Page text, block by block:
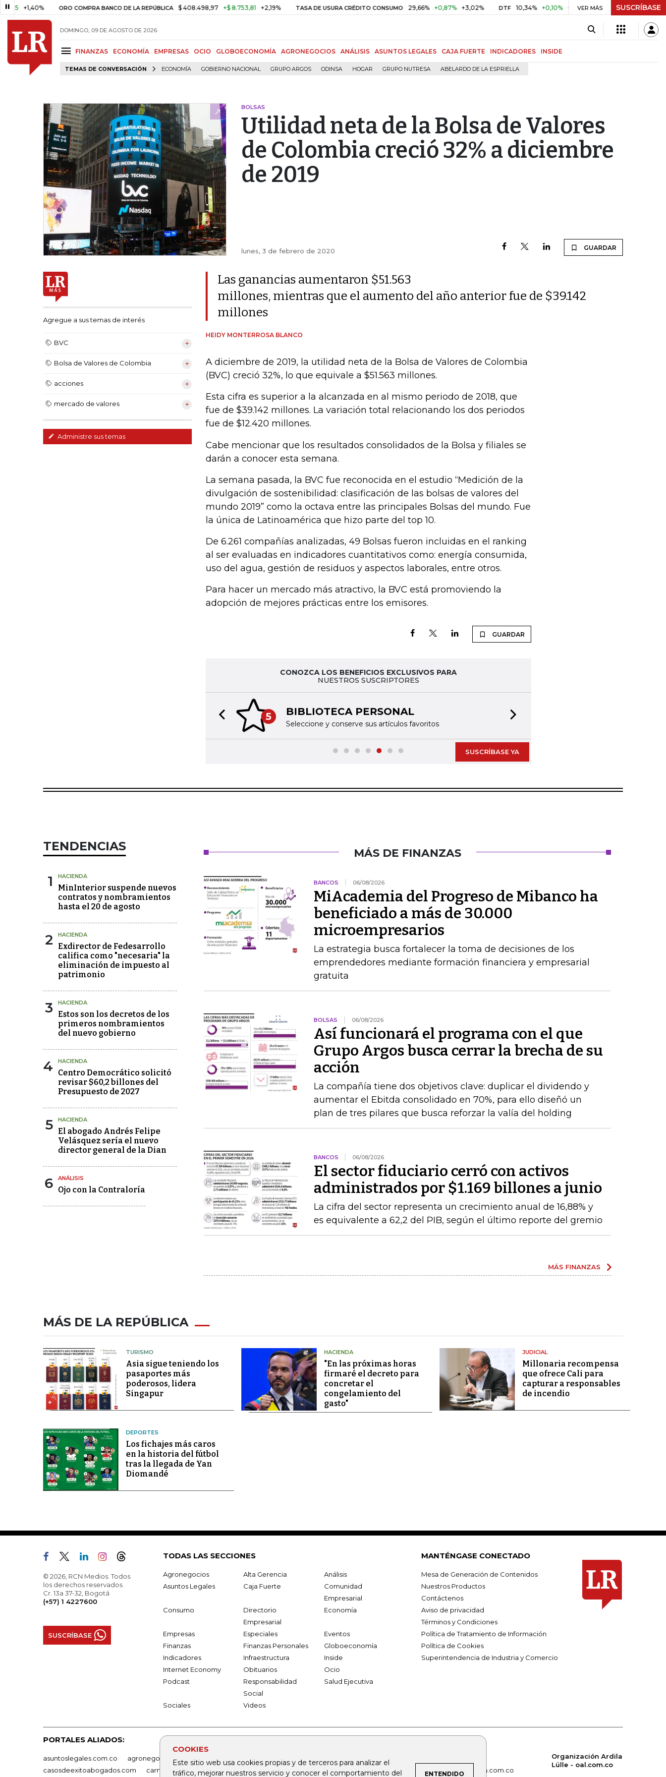
+1,40% ORO COMPRA BANCO DE LA REPÚBLICA $ 408.498,97 +$ 8.753,81 +2,19% TASA DE USURA CRÉDITO CONSUMO 29,66% +0,87% +3,02% DTF 10,34% +0,10% +0,98% UVR $ 417,01 +$ 0,05
VER MÁS SUSCRÍBASE
DOMINGO, 09 DE AGOSTO DE 2026
FINANZAS ECONOMÍA EMPRESAS OCIO GLOBOECONOMÍA AGRONEGOCIOS ANÁLISIS ASUNTOS LEGALES CAJA FUERTE INDICADORES INSIDE
TEMAS DE CONVERSACIÓN ECONOMÍA GOBIERNO NACIONAL GRUPO ARGOS ODINSA HOGAR GRUPO NUTRESA ABELARDO DE LA ESPRIELLA
COOKIES
Este sitio web usa cookies propias y de terceros para analizar el
tráfico, mejorar nuestros servicio y conocer el comportamiento del
ENTENDIDO
BOLSAS
Utilidad neta de la Bolsa de Valores
de Colombia creció 32% a diciembre
de 2019
lunes, 3 de febrero de 2020 GUARDAR
Agregue a sus temas de interés
BVC
Bolsa de Valores de Colombia
acciones
mercado de valores
Administre sus temas
Las ganancias aumentaron $51.563
millones, mientras que el aumento del año anterior fue de $39.142
millones
HEIDY MONTERROSA BLANCO
A diciembre de 2019, la utilidad neta de la Bolsa de Valores de Colombia
(BVC) creció 32%, lo que equivale a $51.563 millones.
Esta cifra es superior a la alcanzada en al mismo periodo de 2018, que
fue de $39.142 millones. La variación total relacionando los dos periodos
fue de $12.420 millones.
Cabe mencionar que los resultados consolidados de la Bolsa y filiales se
darán a conocer esta semana.
La semana pasada, la BVC fue reconocida en el estudio “Medición de la
divulgación de sostenibilidad: clasificación de las bolsas de valores del
mundo 2019” como la octava entre las principales Bolsas del mundo. Fue
la única de Latinoamérica que hizo parte del top 10.
De 6.261 compañías analizadas, 49 Bolsas fueron incluidas en el ranking
al ser evaluadas en indicadores cuantitativos como: energía consumida,
uso del agua, gestión de residuos y aspectos laborales, entre otros.
Para hacer un mercado más atractivo, la BVC está promoviendo la
adopción de mejores prácticas entre los emisores.
GUARDAR
CONOZCA LOS BENEFICIOS EXCLUSIVOS PARA
NUESTROS SUSCRIPTORES
5 BIBLIOTECA PERSONAL
Seleccione y conserve sus artículos favoritos
Previous slide
SUSCRÍBASE YA
TENDENCIAS
1 HACIENDA
MinInterior suspende nuevos
contratos y nombramientos
hasta el 20 de agosto
2 HACIENDA
Exdirector de Fedesarrollo
califica como "necesaria" la
eliminación de impuesto al
patrimonio
3 HACIENDA
Estos son los decretos de los
primeros nombramientos
del nuevo gobierno
4 HACIENDA
Centro Democrático solicitó
revisar $60,2 billones del
Presupuesto de 2027
5 HACIENDA
El abogado Andrés Felipe
Velásquez sería el nuevo
director general de la Dian
6 ANÁLISIS
Ojo con la Contraloría
MÁS DE FINANZAS
BANCOS 06/08/2026
MiAcademia del Progreso de Mibanco ha
beneficiado a más de 30.000
microempresarios
La estrategia busca fortalecer la toma de decisiones de los
emprendedores mediante formación financiera y empresarial
gratuita
BOLSAS 06/08/2026
Así funcionará el programa con el que
Grupo Argos busca cerrar la brecha de su
acción
La compañía tiene dos objetivos clave: duplicar el dividendo y
aumentar el Ebitda consolidado en 70%, para ello diseñó un
plan de tres pilares que busca reforzar la valía del holding
BANCOS 06/08/2026
El sector fiduciario cerró con activos
administrados por $1.169 billones a junio
La cifra del sector representa un crecimiento anual de 16,88% y
es equivalente a 62,2 del PIB, según el último reporte del gremio
MÁS FINANZAS
MÁS DE LA REPÚBLICA
TURISMO
Asia sigue teniendo los
pasaportes más
poderosos, lidera
Singapur
HACIENDA
"En las próximas horas
firmaré el decreto para
concretar el
congelamiento del
gasto"
JUDICIAL
Millonaria recompensa
que ofrece Cali para
capturar a responsables
de incendio
DEPORTES
Los fichajes más caros
en la historia del fútbol
tras la llegada de Yan
Diomandé
© 2026, RCN Medios. Todos
los derechos reservados.
Cr. 13a 37-32, Bogotá
(+57) 1 4227600
SUSCRÍBASE
TODAS LAS SECCIONES
Agronegocios Alta Gerencia
Análisis
Asuntos Legales
Caja Fuerte
Comunidad
Empresarial
Consumo
Directorio
Empresarial
Economía
Empresas Especiales
Eventos
Finanzas
Finanzas Personales
Globoeconomía
Indicadores
Infraestructura
Inside
Internet Economy
Obituarios
Ocio
Podcast
Responsabilidad
Social
Salud Ejecutiva
Sociales Videos
MANTÉNGASE CONECTADO
Mesa de Generación de Contenidos
Nuestros Productos
Contáctenos
Aviso de privacidad
Términos y Condiciones
Política de Tratamiento de Información
Política de Cookies
Superintendencia de Industria y Comercio
PORTALES ALIADOS:
asuntoslegales.com.co agronegocios.co empresas.larepublica.co firmasdeabogados.com
bolsaencolombia.com
casosdeexitoabogados.com
carnavalindustriacultural.com canalrcn.com rcnradio.com noticiasrcn.com lafm.com.co alerta.com.co
Organización Ardila
Lülle - oal.com.co